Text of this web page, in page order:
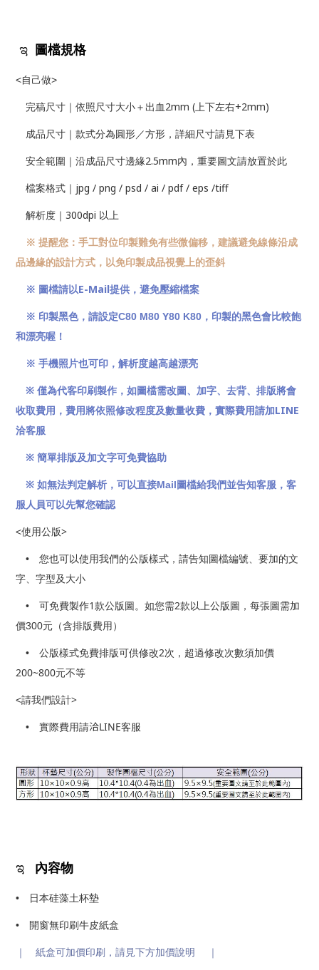
ಇ 圖檔規格
<自己做>
完稿尺寸｜依照尺寸大小＋出血2mm ( 上下左右+2mm)
成品尺寸｜款式分為圓形／方形，詳細尺寸請見下表
安全範圍｜沿成品尺寸邊緣2.5mm內，重要圖文請放置於此
檔案格式｜ jpg / png / psd / ai / pdf / eps /tiff
解析度｜ 300dpi 以上
※ 提醒您：手工對位印製難免有些微偏移，建議避免線條沿成
品邊緣的設計方式，以免印製成品視覺上的歪斜
※ 圖檔請以E-Mail提供，避免壓縮檔案
※ 印製黑色，請設定C80 M80 Y80 K80 ，印製的黑色會比較飽
和漂亮喔！
※ 手機照片也可印，解析度越高越漂亮
※ 僅為代客印刷製作，如圖檔需改圖、加字、去背、排版將會
收取費用，費用將依照修改程度及數量收費，實際費用請加LINE
洽客服
※ 簡單排版及加文字可免費協助
※ 如無法判定解析，可以直接Mail圖檔給我們並告知客服，客
服人員可以先幫您確認
<使用公版>
• 您也可以使用我們的公版樣式，請告知圖檔編號、要加的文
字、字型及大小
• 可免費製作1款公版圖。如您需2款以上公版圖，每張圖需加
價300元（含排版費用 ）
• 公版樣式免費排版可供修改2次，超過修改次數須加價
200~800元不等
<請我們設計>
• 實際費用請洽LINE客服
ಇ 內容物
• 日本硅藻土杯墊
• 開窗無印刷牛皮紙盒
｜ 紙盒可加價印刷，請見下方加價說明 ｜